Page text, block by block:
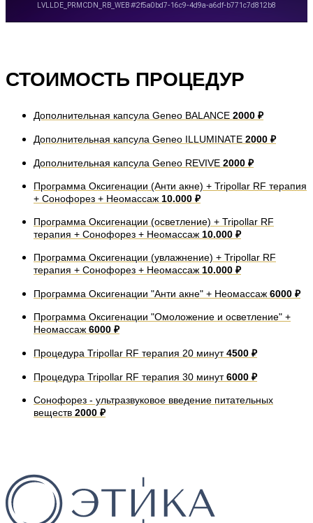
СТОИМОСТЬ ПРОЦЕДУР
Дополнительная капсула Geneo BALANCE 2000 ₽
Дополнительная капсула Geneo ILLUMINATE 2000 ₽
Дополнительная капсула Geneo REVIVE 2000 ₽
Программа Оксигенации (Анти акне) + Tripollar RF терапия
+ Сонофорез + Неомассаж 10.000 ₽
Программа Оксигенации (осветление) + Tripollar RF
терапия + Сонофорез + Неомассаж 10.000 ₽
Программа Оксигенации (увлажнение) + Tripollar RF
терапия + Сонофорез + Неомассаж 10.000 ₽
Программа Оксигенации "Анти акне" + Неомассаж 6000 ₽
Программа Оксигенации "Омоложение и осветление" +
Неомассаж 6000 ₽
Процедура Tripollar RF терапия 20 минут4500 ₽
Процедура Tripollar RF терапия 30 минут6000 ₽
Сонофорез - ультразвуковое введение питательных
веществ 2000 ₽